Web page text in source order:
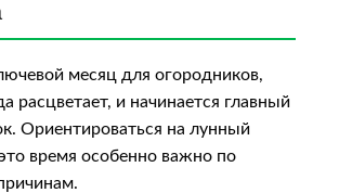
месяц для огородников,
расцветает, и начинается главный
Ориентироваться на лунный
время особенно важно по